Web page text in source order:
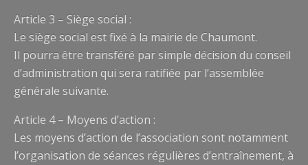
Article 3 – Siège social :
Le siège social est fixé à la mairie de Chaumont.
Il pourra être transféré par simple décision du conseil
d’administration qui sera ratifiée par l’assemblée
générale suivante.
Article 4 – Moyens d’action :
Les moyens d’action de l’association sont notamment
l’organisation de séances régulières d’entraînement, à